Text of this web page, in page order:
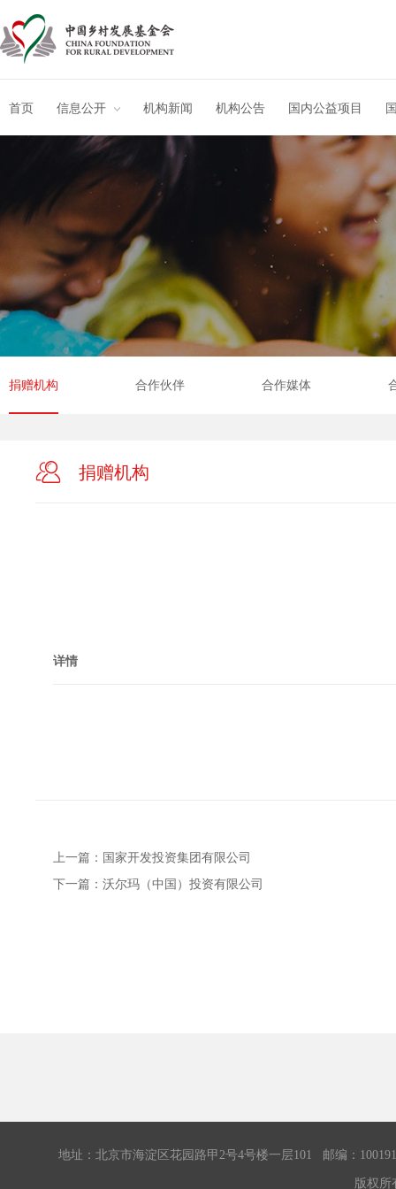
首页 信息公开 机构新闻 机构公告 国内公益项目
捐赠机构 合作伙伴 合作媒体
捐赠机构
详情
上一篇： 国家开发投资集团有限公司
下一篇： 沃尔玛（中国）投资有限公司
地址：北京市海淀区花园路甲2号4号楼一层101 邮编：
版权